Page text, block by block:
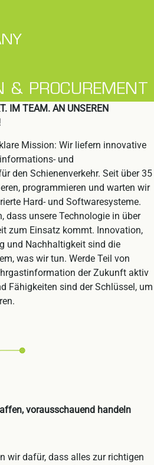
& PROCUREMENT
IM TEAM. AN UNSEREN
Mission: Wir liefern innovative
und
den Schienenverkehr. Seit über 35
programmieren und warten wir
Hard- und Softwaresysteme.
dass unsere Technologie in über
zum Einsatz kommt. Innovation,
und Nachhaltigkeit sind die
was wir tun. Werde Teil von
der Zukunft aktiv
Fähigkeiten sind der Schlüssel, um
vorausschauend handeln
wir dafür, dass alles zur richtigen